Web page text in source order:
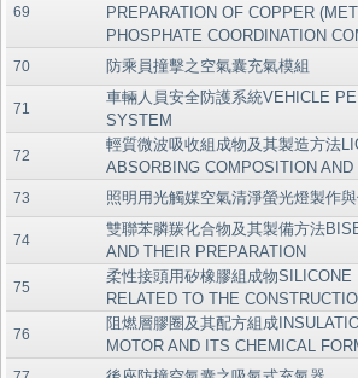
69
PREPARATION OF COPPER
PHOSPHATE COORDINATION
70 防乘員撞擊之空氣囊充氣模組
71
車輛人員安全防護系統VEHICLE
SYSTEM
72
輕質微波吸收組成物及其製造方法
ABSORBING COMPOSITION
73 照明用光觸媒空氣清淨螢光燈製作
74
雙聯苯膦羰化合物及其製備方法
AND THEIR PREPARATION
75
柔性接頭用矽橡膠組成物
RELATED TO THE
76
阻燃層膠圈及其配方組成
MOTOR AND ITS CHEMICAL